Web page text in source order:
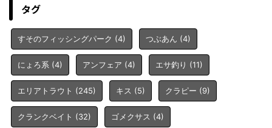
タグ
すそのフィッシングパーク (4) つぶあん (4)
にょろ系 (4) アンフェア (4) エサ釣り (11)
エリアトラウト (245) キス (5) クラピー (9)
クランクベイト (32) ゴメクサス (4)